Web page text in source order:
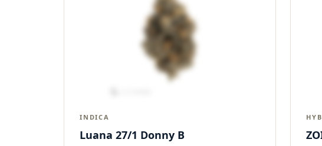
INDICA
Luana 27/1 Donny B